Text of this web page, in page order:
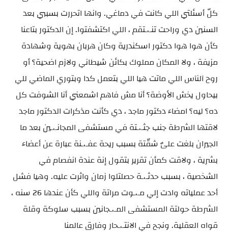
كلّ أسئلتي اللي كانت في دماغي. وانها اتحررت بسببي بعد
السنين دي وراحت تنـ،ـتقم ، اللي اكتشفتوا. إن الدكتور بتاعنا
كأن هوا هوا دكتور اسكندرية وكان هربان بهوية وشهادة
مزيفة ، ولا المكان مملوك بكائن شيطاني ولازم اضحية؟ أو
روح آلنآس اللي ماتت هيا اللي بتعمل كدا وبتوري الماضي للي
بيحاول يخش الأوضة؟ أنا مش فاهم اشمعني أنا الشوفت كل
ده؟ ليه؟ امضاء دكتور ماجد ، دي كأنت مذكرات الدكتور ماجد
لاقتها الشرطة جنب جثـ،ـتة في مستشفى المجانـ،ـين بعد ما
الجيران بلغت علىٌ شقّتة بسبب ريحة عفـ،ـنة عبارة عن أعضاء
بشرية ، ولاقت كمأن تقرير بتقول إنة عندة انفصام في
الشخصية ، بسبب حدثـ،ـة حصلتلوا زمان واثرت عليه. وهيا فشل
أحد عملياته وادت إلي مـ،ـوت مراتة واللي كأن عندها 26 سنه ،
الشرطة حولتة المستشفى المـ،ـجانين بسبب سلوكة وقلة
قواه العقلية. ونجح في الانتـ،ـحار وفارق عالمنا